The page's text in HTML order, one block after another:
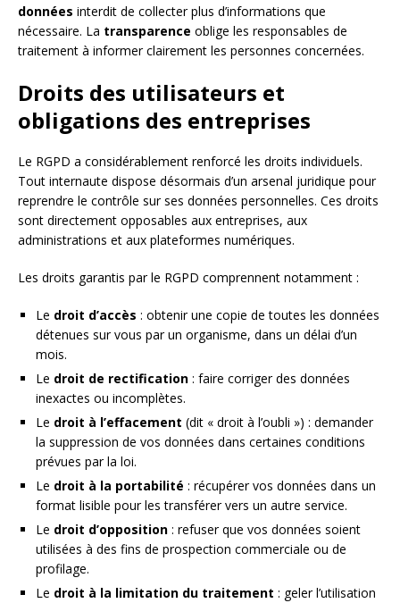
données interdit de collecter plus d’informations que
nécessaire. La transparence oblige les responsables de
traitement à informer clairement les personnes concernées.
Droits des utilisateurs et
obligations des entreprises
Le RGPD a considérablement renforcé les droits individuels.
Tout internaute dispose désormais d’un arsenal juridique pour
reprendre le contrôle sur ses données personnelles. Ces droits
sont directement opposables aux entreprises, aux
administrations et aux plateformes numériques.
Les droits garantis par le RGPD comprennent notamment :
Le droit d’accès : obtenir une copie de toutes les données
détenues sur vous par un organisme, dans un délai d’un
mois.
Le droit de rectification : faire corriger des données
inexactes ou incomplètes.
Le droit à l’effacement (dit « droit à l’oubli ») : demander
la suppression de vos données dans certaines conditions
prévues par la loi.
Le droit à la portabilité : récupérer vos données dans un
format lisible pour les transférer vers un autre service.
Le droit d’opposition : refuser que vos données soient
utilisées à des fins de prospection commerciale ou de
profilage.
Le droit à la limitation du traitement : geler l’utilisation